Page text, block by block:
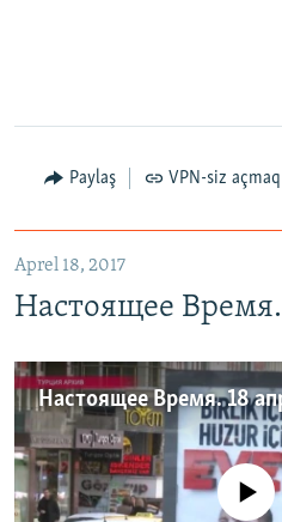
Paylaş VPN-siz açmaq
Aprel 18, 2017
Настоящее Время.
Настоящее Время. 18
No media source